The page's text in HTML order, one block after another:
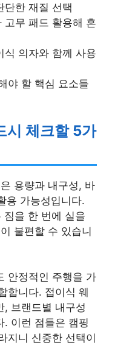
단한 재질 선택
고무 패드 활용해 흔
식 의자와 함께 사용
야 할 핵심 요소들
시 체크할 5가
용량과 내구성, 바
용 가능성입니다.
을 한 번에 실을
불편할 수 있습니
안정적인 주행을 가
합니다. 접이식 웨
, 브랜드별 내구성
. 이런 점들은 캠핑
지니 신중한 선택이